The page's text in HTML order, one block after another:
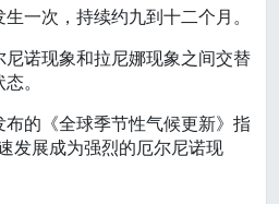
一次，持续约九到十二个月。
诺现象和拉尼娜现象之间交替
。
的《全球季节性气候更新》指
发展成为强烈的厄尔尼诺现